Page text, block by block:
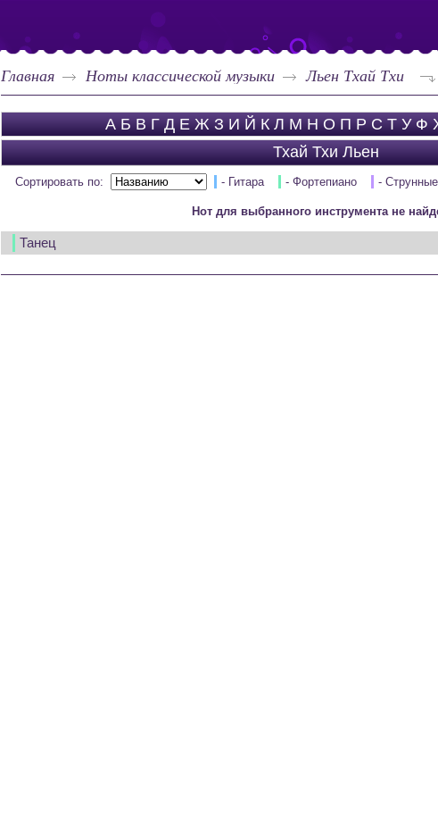
Главная Ноты классической музыки Льен Тхай Тхи
А Б В Г Д Е Ж З И Й К Л М Н О П Р С Т У Ф
Тхай Тхи Льен
Сортировать по: - Гитара - Фортепиано - Струнные
Нот для выбранного инструмента не
Танец